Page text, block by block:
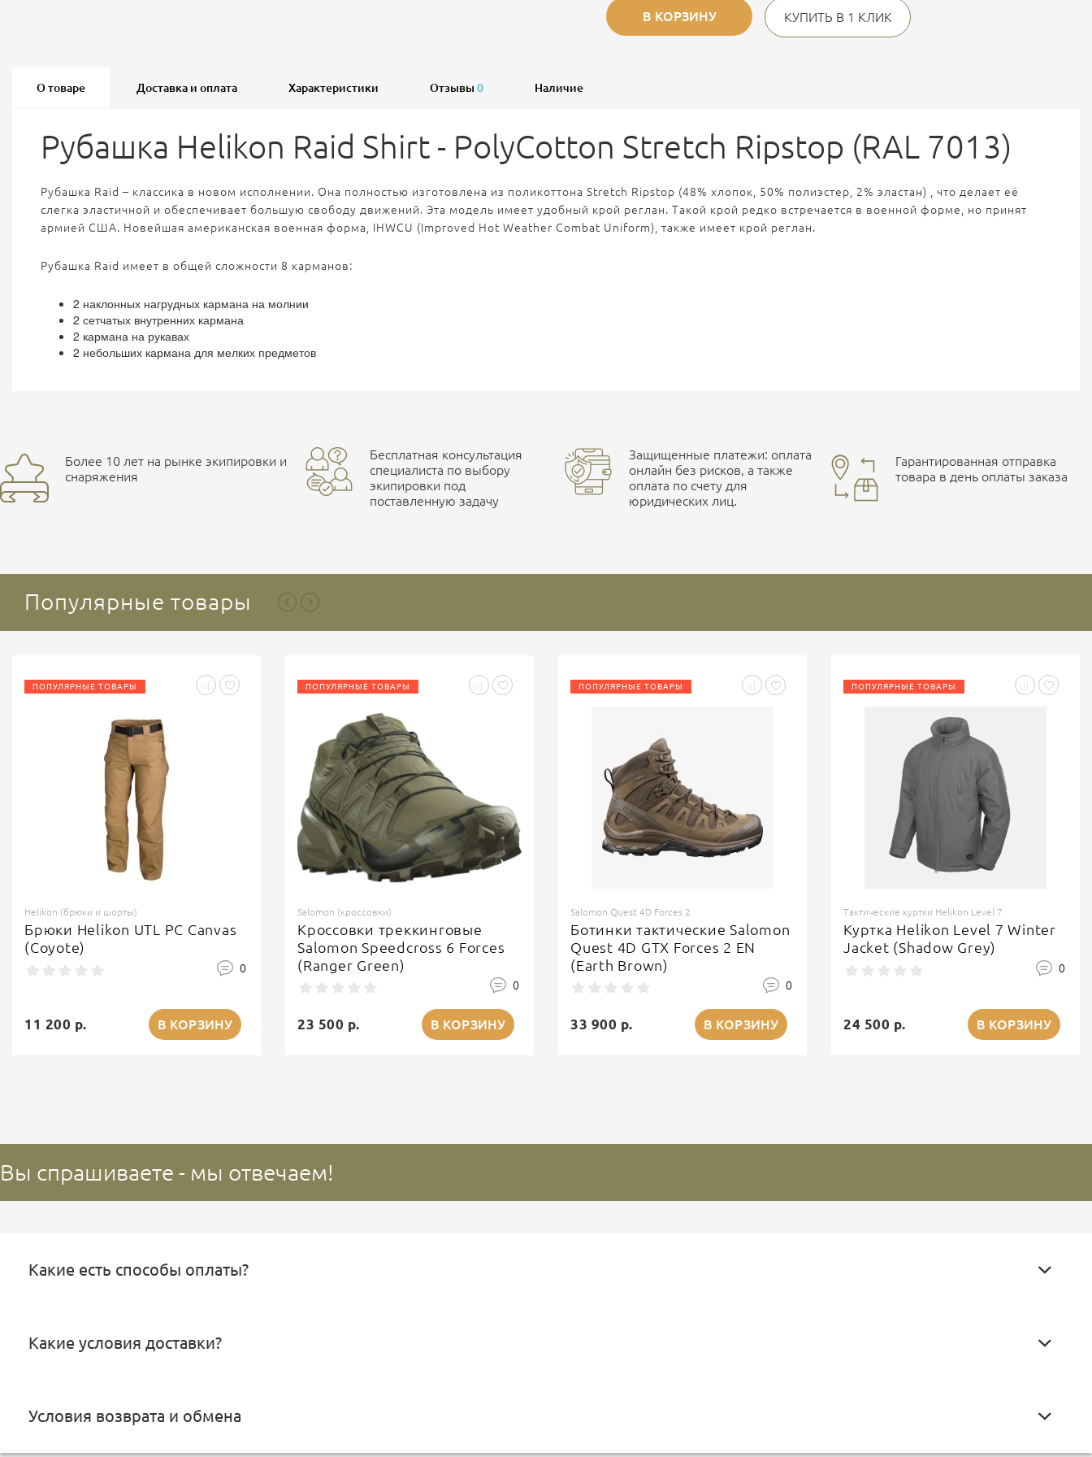
В КОРЗИНУ КУПИТЬ В 1 КЛИК
О товаре Доставка и оплата Характеристики Отзывы 0 Наличие
Рубашка Helikon Raid Shirt - PolyCotton Stretch Ripstop (RAL 7013)
Рубашка Raid – классика в новом исполнении. Она полностью изготовлена ​​из поликоттона Stretch Ripstop (48% хлопок, 50% полиэстер, 2% эластан)
, что делает её
слегка эластичной и обеспечивает большую свободу движений. Эта модель имеет удобный крой реглан. Такой крой редко встречается в военной форме, но принят
армией США. Новейшая американская военная форма, IHWCU (Improved Hot Weather Combat Uniform), также имеет крой реглан.
Рубашка Raid имеет в общей сложности 8 карманов:
2 наклонных нагрудных кармана на молнии
2 сетчатых внутренних кармана
2 кармана на рукавах
2 небольших кармана для мелких предметов
Более 10 лет на рынке экипировки и
снаряжения
Бесплатная консультация
специалиста по выбору
экипировки под
поставленную задачу
Защищенные платежи: оплата
онлайн без рисков, а также
оплата по счету для
юридических лиц.
Гарантированная отправка
товара в день оплаты заказа
Популярные товары
ПОПУЛЯРНЫЕ ТОВАРЫ
Helikon (брюки и шорты)
Брюки Helikon UTL PC Canvas
(Coyote)
0
11 200 р. В КОРЗИНУ
ПОПУЛЯРНЫЕ ТОВАРЫ
Salomon (кроссовки)
Кроссовки треккинговые
Salomon Speedcross 6 Forces
(Ranger Green)
0
23 500 р. В КОРЗИНУ
ПОПУЛЯРНЫЕ ТОВАРЫ
Salomon Quest 4D Forces 2
Ботинки тактические Salomon
Quest 4D GTX Forces 2 EN
(Earth Brown)
0
33 900 р. В КОРЗИНУ
ПОПУЛЯРНЫЕ ТОВАРЫ
Тактические куртки Helikon Level 7
Куртка Helikon Level 7 Winter
Jacket (Shadow Grey)
0
24 500 р. В КОРЗИНУ
Вы спрашиваете - мы отвечаем!
Какие есть способы оплаты?
Какие условия доставки?
Условия возврата и обмена